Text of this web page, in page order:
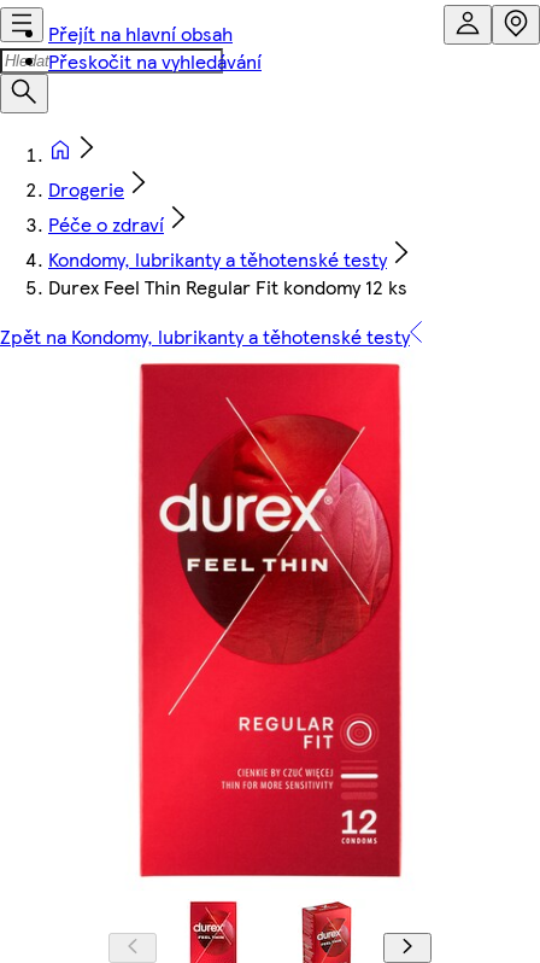
Přejít na hlavní obsah
Přeskočit na vyhledávání
Drogerie
Péče o zdraví
Kondomy, lubrikanty a těhotenské testy
Durex Feel Thin Regular Fit kondomy 12 ks
Zpět na Kondomy, lubrikanty a těhotenské testy